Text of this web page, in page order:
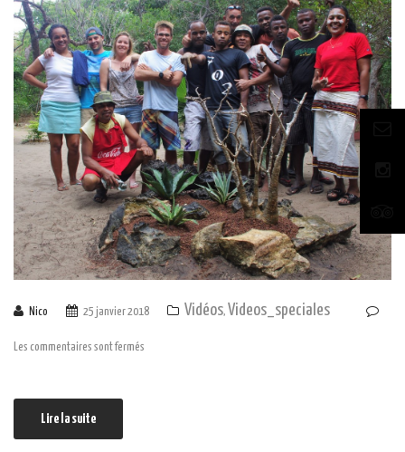
Nico 25 janvier 2018 Vidéos, Videos_speciales
Les commentaires sont fermés
Lire la suite